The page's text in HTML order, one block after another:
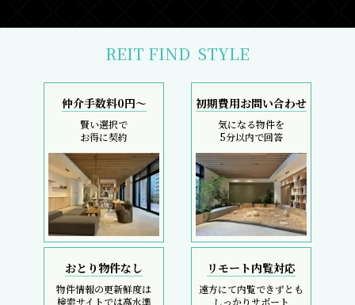
REIT FIND STYLE
仲介手数料0円～
賢い選択で
お得に契約
初期費用お問い合わせ
気になる物件を
5分以内で回答
おとり物件なし
物件情報の更新鮮度は
検索サイトでは高水準
リモート内覧対応
遠方にて内覧できずとも
しっかりサポート